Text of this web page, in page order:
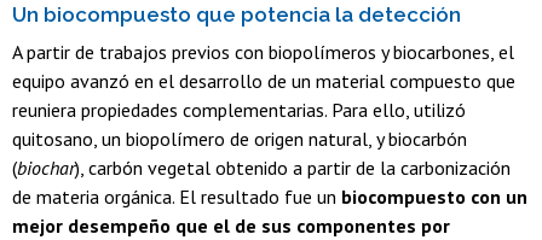
Un biocompuesto que potencia la detección
A partir de trabajos previos con biopolímeros y biocarbones, el
equipo avanzó en el desarrollo de un material compuesto que
reuniera propiedades complementarias. Para ello, utilizó
quitosano, un biopolímero de origen natural, y biocarbón
(biochar), carbón vegetal obtenido a partir de la carbonización
de materia orgánica. El resultado fue un biocompuesto con un
mejor desempeño que el de sus componentes por